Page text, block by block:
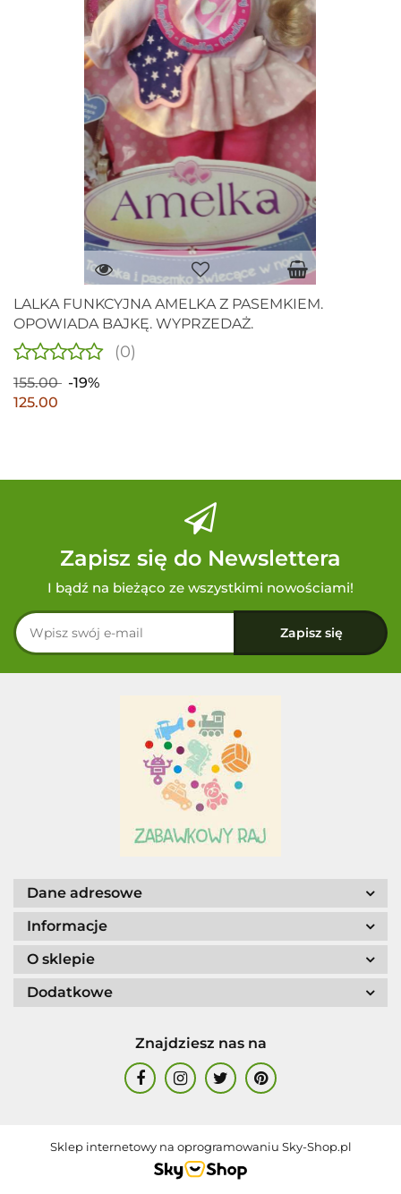
LALKA FUNKCYJNA AMELKA Z PASEMKIEM.
OPOWIADA BAJKĘ. WYPRZEDAŻ.
(0)
155.00
-19%
125.00
Zapisz się do Newslettera
I bądź na bieżąco ze wszystkimi nowościami!
Dane adresowe
Informacje
O sklepie
Dodatkowe
Znajdziesz nas na
Sklep internetowy na oprogramowaniu Sky-Shop.pl